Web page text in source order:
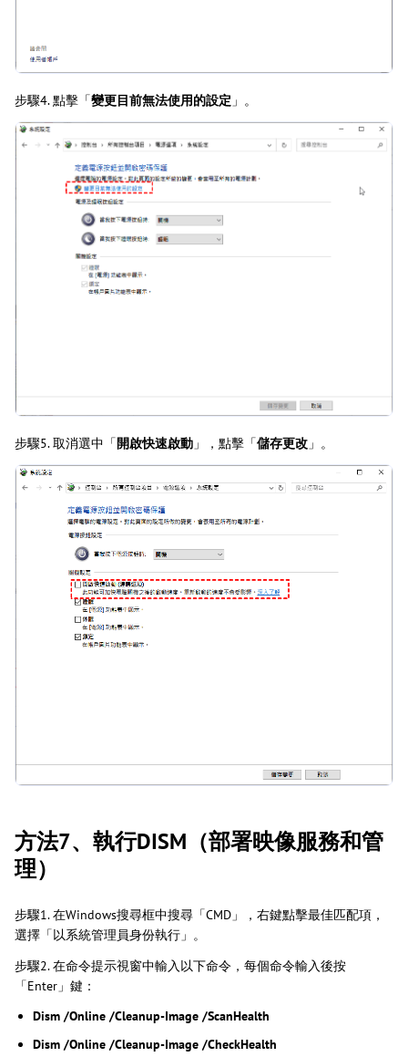
步驟4. 點擊「變更目前無法使用的設定 」。
步驟5. 取消選中「開啟快速啟動 」，點擊「儲存更改 」。
方法7、執行DISM（部署映像服務和管
理）
步驟1. 在Windows搜尋框中搜尋「CMD」，右鍵點擊最佳匹配項，
選擇「以系統管理員身份執行」。
步驟2. 在命令提示視窗中輸入以下命令，每個命令輸入後按
「Enter」鍵：
Dism /Online /Cleanup-Image /ScanHealth
Dism /Online /Cleanup-Image /CheckHealth